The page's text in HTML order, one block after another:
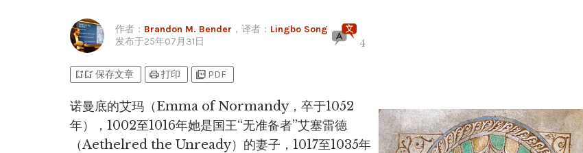
作者 ： Brandon M. Bender ，译者： Lingbo Song
发布于25年07月31日 4
bookmark_addbookmark_added 保存文章 print打印 picture_as_pdf PDF
诺曼底的艾玛（Emma of Normandy，卒于1052
年），1002至1016年她是国王“无准备者”艾塞雷德
（Aethelred the Unready）的妻子，1017至1035年